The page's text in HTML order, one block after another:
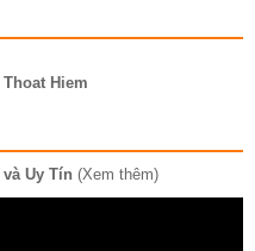
Uy Tín (Xem thêm)